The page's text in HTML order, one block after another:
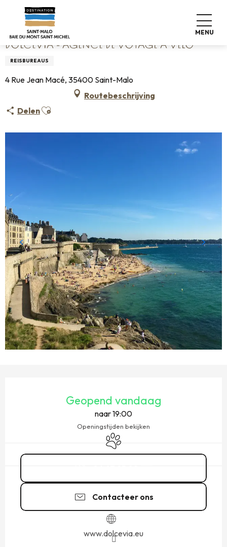
contenu
principal
MENU
Home DolceVia - Agence de voyage à vélo
DOLCEVIA - AGENCE DE VOYAGE À VÉLO
REISBUREAUS
4 Rue Jean Macé, 35400 Saint-Malo
Routebeschrijving
DelenAjouter aux favoris
Geopend vandaag
naar 19:00
Openingstijden bekijken
Dieren toegelaten
Contacteer ons
www.dolcevia.eu